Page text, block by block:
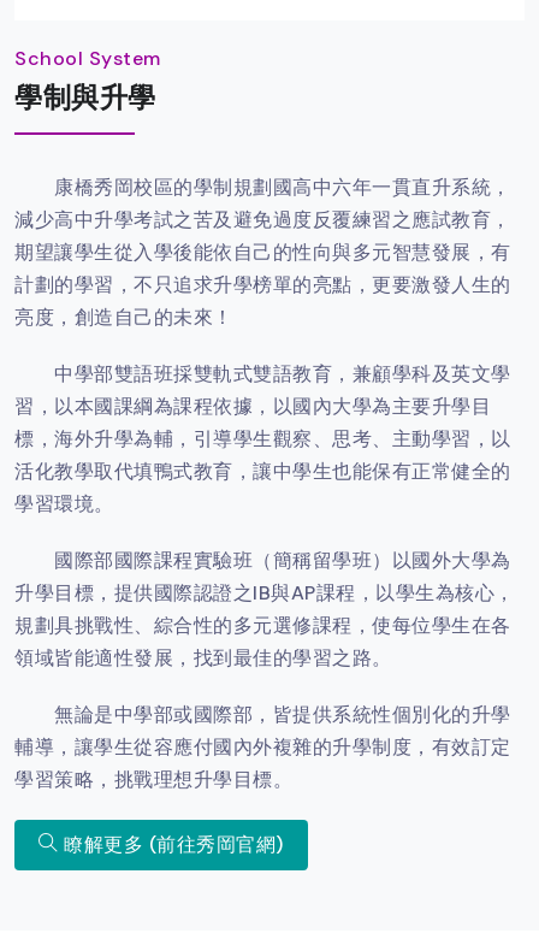
School System
學制與升學
康橋秀岡校區的學制規劃國高中六年一貫直升系統，
減少高中升學考試之苦及避免過度反覆練習之應試教育，
期望讓學生從入學後能依自己的性向與多元智慧發展，有
計劃的學習，不只追求升學榜單的亮點，更要激發人生的
亮度，創造自己的未來！
中學部雙語班採雙軌式雙語教育，兼顧學科及英文學
習，以本國課綱為課程依據，以國內大學為主要升學目
標，海外升學為輔，引導學生觀察、思考、主動學習，以
活化教學取代填鴨式教育，讓中學生也能保有正常健全的
學習環境。
國際部國際課程實驗班（簡稱留學班）以國外大學為
升學目標，提供國際認證之IB與AP課程，以學生為核心，
規劃具挑戰性、綜合性的多元選修課程，使每位學生在各
領域皆能適性發展，找到最佳的學習之路。
無論是中學部或國際部，皆提供系統性個別化的升學
輔導，讓學生從容應付國內外複雜的升學制度，有效訂定
學習策略，挑戰理想升學目標。
瞭解更多 (前往秀岡官網)